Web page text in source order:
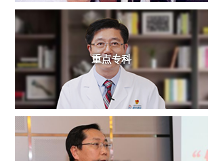
重点专科